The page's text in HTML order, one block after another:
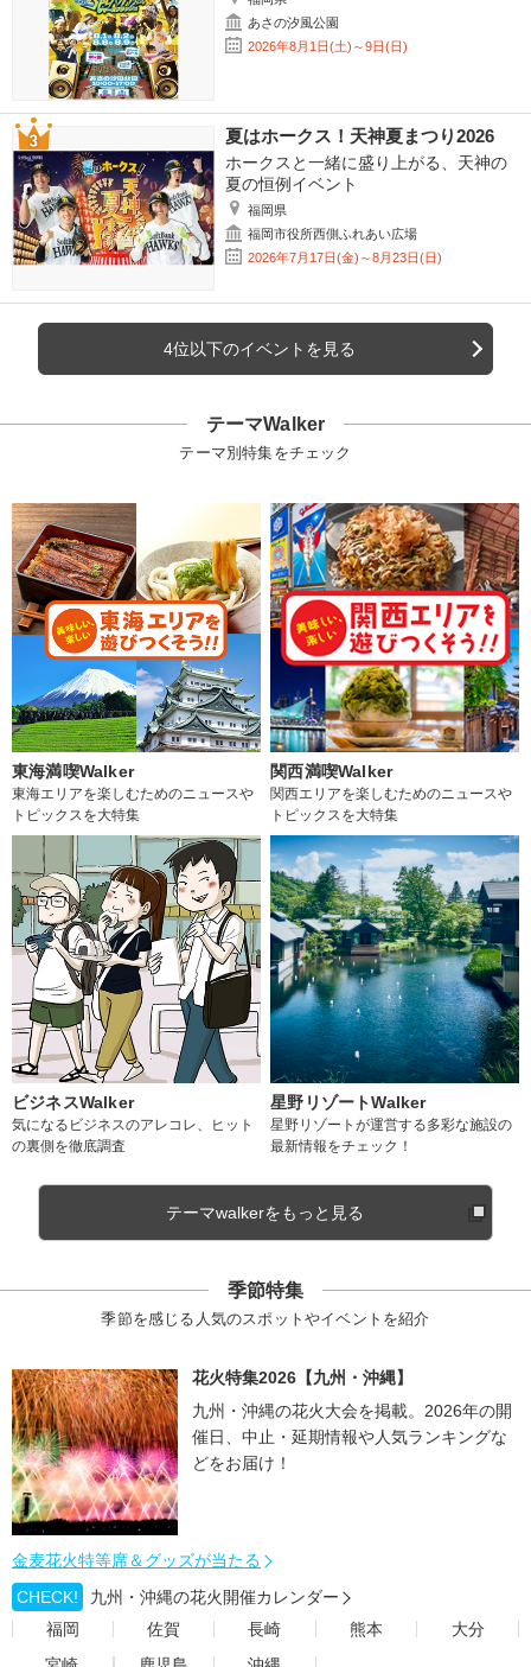
あさの汐風公園
2026年8月1日(土)～9日(日)
夏はホークス！天神夏まつり2026
ホークスと一緒に盛り上がる、天神の
夏の恒例イベント
福岡県
福岡市役所西側ふれあい広場
2026年7月17日(金)～8月23日(日)
4位以下のイベントを見る
テーマWalker
テーマ別特集をチェック
東海満喫Walker
東海エリアを楽しむためのニュースや
トピックスを大特集
関西満喫Walker
関西エリアを楽しむためのニュースや
トピックスを大特集
ビジネスWalker
気になるビジネスのアレコレ、ヒット
の裏側を徹底調査
星野リゾートWalker
星野リゾートが運営する多彩な施設の
最新情報をチェック！
テーマwalkerをもっと見る
季節特集
季節を感じる人気のスポットやイベントを紹介
花火特集2026【九州・沖縄】
九州・沖縄の花火大会を掲載。2026年の開
催日、中止・延期情報や人気ランキングな
どをお届け！
金麦花火特等席＆グッズが当たる
CHECK!
九州・沖縄の花火開催カレンダー
福岡
佐賀 長崎 熊本
大分